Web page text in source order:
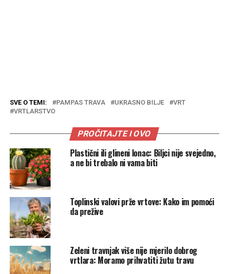
SVE O TEMI: PAMPAS TRAVA UKRASNO BILJE
VRT
VRTLARSTVO
PROČITAJTE I OVO
Plastični ili glineni lonac: Biljci nije svejedno,
a ne bi trebalo ni vama biti
Toplinski valovi prže vrtove: Kako im pomoći
da prežive
Zeleni travnjak više nije mjerilo dobrog
vrtlara: Moramo prihvatiti žutu travu